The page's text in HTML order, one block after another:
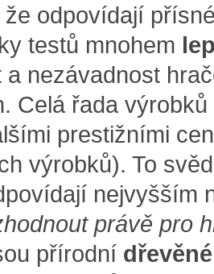
že odpovídají
testů mnohem
a nezávadnost
Celá řada
prestižními
výrobků). To
nejvyšším
právě pro
přírodní